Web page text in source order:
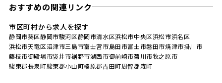
おすすめの関連リンク
市区町村から求人を探す
静岡市葵区静岡市駿河区静岡市清水区浜松市中央区浜松市浜名区
浜松市天竜区沼津市三島市富士宮市島田市富士市磐田市焼津市掛川市
藤枝市御殿場市袋井市裾野市湖西市御前崎市菊川市牧之原市
駿東郡長泉町駿東郡小山町榛原郡吉田町周智郡森町